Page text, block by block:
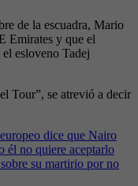
de la escuadra, Mario
Emirates y que el
esloveno Tadej
Tour”, se atrevió a decir
dice que Nairo
él no quiere aceptarlo
su martirio por no